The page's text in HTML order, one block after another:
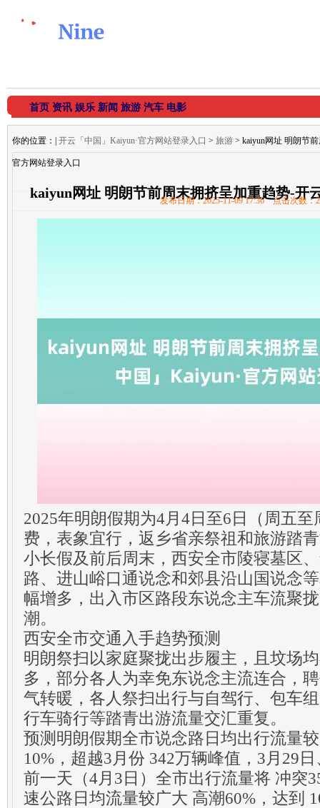
首页 资讯 娱乐 新闻 旅游 汽车 电影
你的位置： 开云「中国」Kaiyun·官方网站登录入口 > 旅游 > kaiyun网址 明朗节
官方网站登录入口
kaiyun网址 明朗节前周末拥挤呈加重趋势-开
发布日期：2025-11-09 17:36 点击次数：
2025年明朗假期为4月4日至6日（周五
费，表象宜行，返乡省亲祭祖和旅游踏
小长假及前后周末，西安全市陵寝墓区
路、进山峪口通说念和郊县沿山国说念
幅增多，出入市区路段东说念主车流聚
潮。
西安全市交通入手趋势预测
明朗祭扫以家庭聚拢出步履主，且坟场
多，部分各人为幸免东说念主流连合，
气转暖，各人祭扫出行与自驾行、包车
行车骑行等踏青出游流量交汇重复。
预测明朗假期全市说念路日均出行流量
10%，超越3月份 342万辆峰值，3月29
前一天（4月3日）全市出行流量将 冲突
速公路日均流量较广大 高潮60%，达到